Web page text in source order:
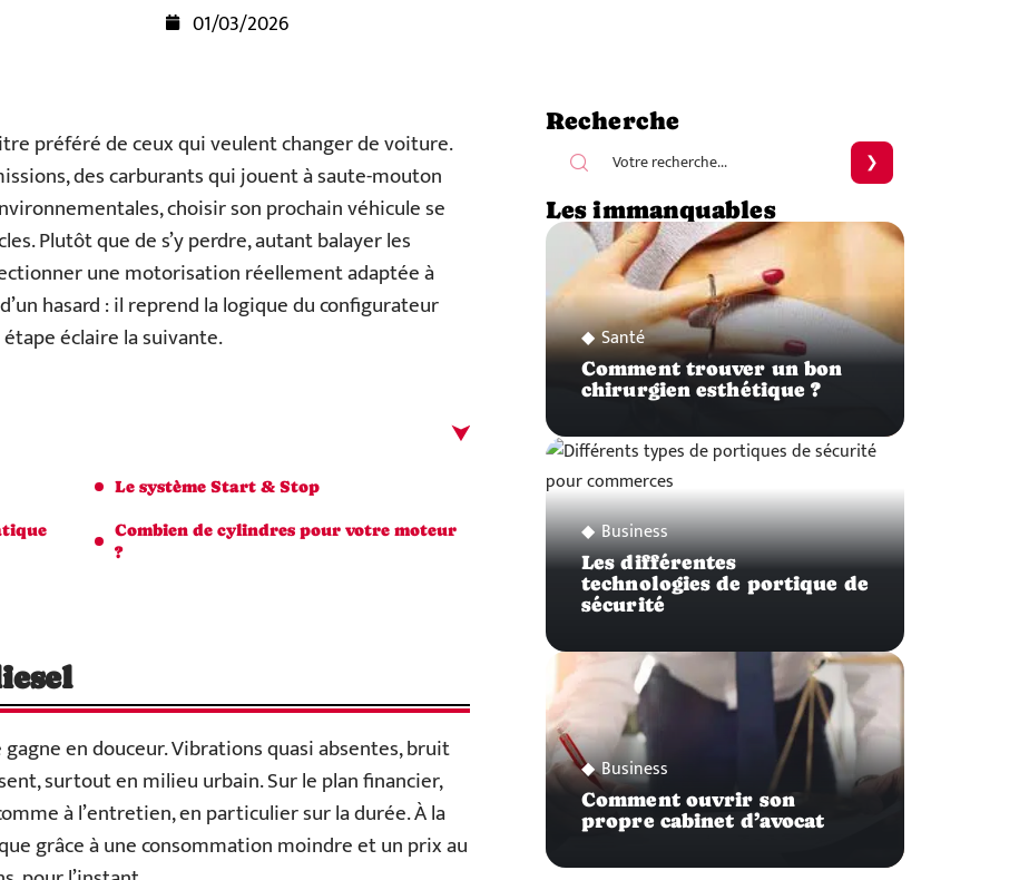
01/03/2026
préféré de ceux qui veulent changer de voiture.
des carburants qui jouent à saute-mouton
choisir son prochain véhicule se
Plutôt que de s’y perdre, autant balayer les
une motorisation réellement adaptée à
hasard : il reprend la logique du configurateur
éclaire la suivante.
Le système Start & Stop
Combien de cylindres pour votre moteur
?
en douceur. Vibrations quasi absentes, bruit
surtout en milieu urbain. Sur le plan financier,
à l’entretien, en particulier sur la durée. À la
grâce à une consommation moindre et un prix au
Recherche
Les immanquables
Santé
Comment trouver un bon
chirurgien esthétique ?
Business
Les différentes
technologies de portique de
sécurité
Business
Comment ouvrir son
propre cabinet d’avocat